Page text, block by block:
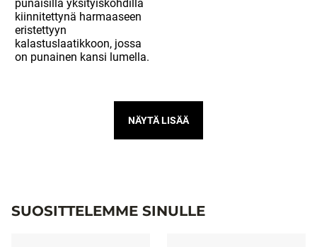
NÄYTÄ LISÄÄ
SUOSITTELEMME SINULLE